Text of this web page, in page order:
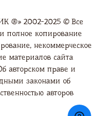
®» 2002-2025 © Все
полное копирование
некоммерческое
материалов сайта
авторском праве и
законами об
авторов